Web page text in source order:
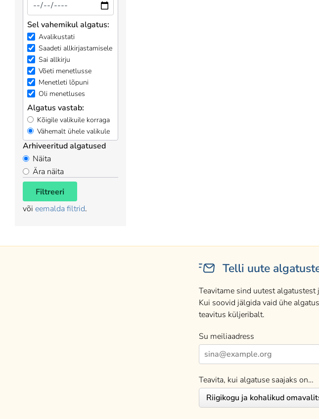
Sel vahemikul algatus:
Avalikustati
Saadeti allkirjastamisele
Sai allkirju
Võeti menetlusse
Menetleti lõpuni
Oli menetluses
Algatus vastab:
Kõigile valikuile korraga
Vähemalt ühele valikule
Arhiveeritud algatused
Näita
Ära näita
Filtreeri
või eemalda filtrid.
Telli uute
Teavitame sind uutest
Kui soovid jälgida vaid ühe
teavitus küljeribalt.
Su meiliaadress
Teavita, kui algatuse saajaks on…